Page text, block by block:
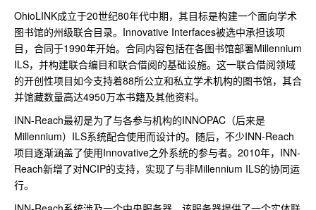
OhioLINK成立于20世纪80年代中期，其目标是构建一个面向学术
图书馆的州级联合目录。Innovative Interfaces被选中承担该项
目，合同于1990年开始。合同内容包括在各图书馆部署Millennium
ILS，并构建联合编目和联合借阅的基础设施。这一联合借阅领域
的开创性项目如今支持着88所公立和私立学术机构的图书馆，其合
并馆藏数量高达4950万本书籍及其他资料。
INN-Reach最初是为了与各参与机构的INNOPAC（后来是
Millennium）ILS系统配合使用而设计的。随后，不少INN-Reach
项目逐渐涵盖了使用Innovative之外系统的参与者。2010年，INN-
Reach新增了对NCIP的支持，实现了与非Millennium ILS的协同运
行。